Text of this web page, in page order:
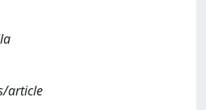
article